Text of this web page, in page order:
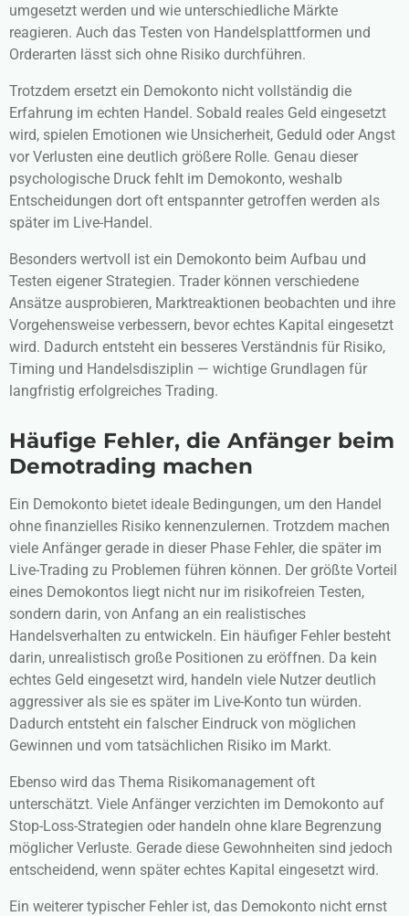
umgesetzt werden und wie unterschiedliche Märkte
reagieren. Auch das Testen von Handelsplattformen und
Orderarten lässt sich ohne Risiko durchführen.
Trotzdem ersetzt ein Demokonto nicht vollständig die
Erfahrung im echten Handel. Sobald reales Geld eingesetzt
wird, spielen Emotionen wie Unsicherheit, Geduld oder Angst
vor Verlusten eine deutlich größere Rolle. Genau dieser
psychologische Druck fehlt im Demokonto, weshalb
Entscheidungen dort oft entspannter getroffen werden als
später im Live-Handel.
Besonders wertvoll ist ein Demokonto beim Aufbau und
Testen eigener Strategien. Trader können verschiedene
Ansätze ausprobieren, Marktreaktionen beobachten und ihre
Vorgehensweise verbessern, bevor echtes Kapital eingesetzt
wird. Dadurch entsteht ein besseres Verständnis für Risiko,
Timing und Handelsdisziplin — wichtige Grundlagen für
langfristig erfolgreiches Trading.
Häufige Fehler, die Anfänger beim
Demotrading machen
Ein Demokonto bietet ideale Bedingungen, um den Handel
ohne finanzielles Risiko kennenzulernen. Trotzdem machen
viele Anfänger gerade in dieser Phase Fehler, die später im
Live-Trading zu Problemen führen können. Der größte Vorteil
eines Demokontos liegt nicht nur im risikofreien Testen,
sondern darin, von Anfang an ein realistisches
Handelsverhalten zu entwickeln. Ein häufiger Fehler besteht
darin, unrealistisch große Positionen zu eröffnen. Da kein
echtes Geld eingesetzt wird, handeln viele Nutzer deutlich
aggressiver als sie es später im Live-Konto tun würden.
Dadurch entsteht ein falscher Eindruck von möglichen
Gewinnen und vom tatsächlichen Risiko im Markt.
Ebenso wird das Thema Risikomanagement oft
unterschätzt. Viele Anfänger verzichten im Demokonto auf
Stop-Loss-Strategien oder handeln ohne klare Begrenzung
möglicher Verluste. Gerade diese Gewohnheiten sind jedoch
entscheidend, wenn später echtes Kapital eingesetzt wird.
Ein weiterer typischer Fehler ist, das Demokonto nicht ernst